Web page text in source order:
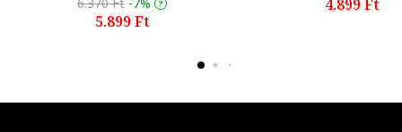
5.899 Ft
4.899 Ft